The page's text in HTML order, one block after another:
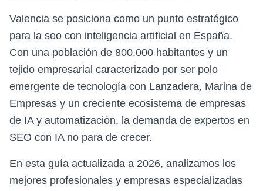
Valencia se posiciona como un punto estratégico
para la seo con inteligencia artificial en España.
Con una población de 800.000 habitantes y un
tejido empresarial caracterizado por ser polo
emergente de tecnología con Lanzadera, Marina de
Empresas y un creciente ecosistema de empresas
de IA y automatización, la demanda de expertos en
SEO con IA no para de crecer.
En esta guía actualizada a 2026, analizamos los
mejores profesionales y empresas especializadas